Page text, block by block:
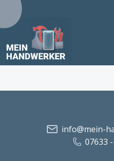
info@mein-
07633